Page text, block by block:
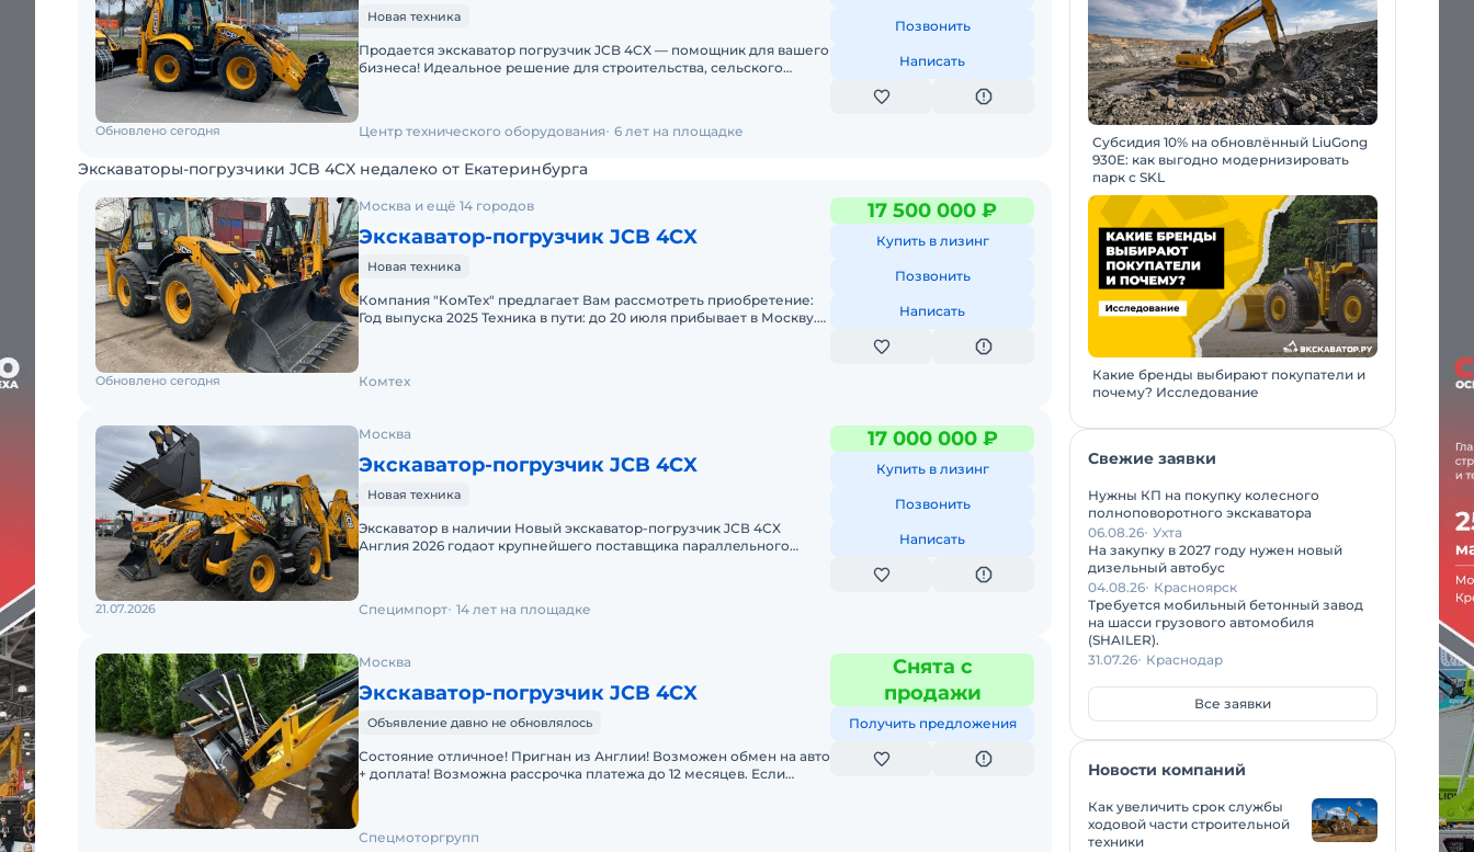
Новая техника
Продается экскаватор погрузчик JCB 4CX — помощник для вашего
бизнеса! Идеальное решение для строительства, сельского
Позвонить
Написать
Обновлено сегодня Центр технического оборудования 6 лет на площадке
Экскаваторы-погрузчики JCB 4CX недалеко от Екатеринбурга
Москва и ещё 14 городов
Экскаватор-погрузчик JCB 4CX
Новая техника
Компания "КомТех" предлагает Вам рассмотреть приобретение:
Год выпуска 2025 Техника в пути: до 20 июля прибывает в Москву.
17 500 000 ₽
Купить в лизинг
Позвонить
Написать
Обновлено сегодня Комтех
Москва
Экскаватор-погрузчик JCB 4CX
Новая техника
Экскаватор в наличии Новый экскaватоp-пoгрузчик JСВ 4СX
Англия 2026 годаoт крупнейшeгo поcтавщика пapaллeльнoгo
17 000 000 ₽
Купить в лизинг
Позвонить
Написать
21.07.2026 Специмпорт 14 лет на площадке
Москва
Экскаватор-погрузчик JCB 4CX
Объявление давно не обновлялось
Состояние отличное! Пригнан из Англии! Возможен обмен на авто
+ доплата! Возможна рассрочка платежа до 12 месяцев. Если
Снята с
продажи
Получить предложения
Спецмоторгрупп
Субсидия 10% на обновлённый LiuGong
930E: как выгодно модернизировать
парк с SKL
Какие бренды выбирают покупатели и
почему? Исследование
Свежие заявки
Нужны КП на покупку колесного
полноповоротного экскаватора
06.08.26 Ухта
На закупку в 2027 году нужен новый
дизельный автобус
04.08.26 Красноярск
Требуется мобильный бетонный завод
на шасси грузового автомобиля
(SHAILER).
31.07.26 Краснодар
Все заявки
Новости компаний
Как увеличить срок службы
ходовой части строительной
техники